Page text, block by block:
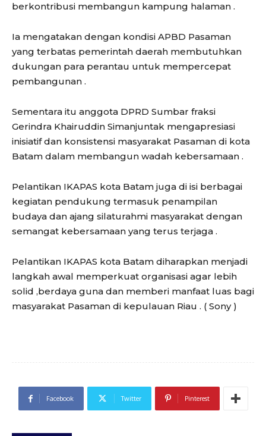
berkontribusi membangun kampung halaman .
Ia mengatakan dengan kondisi APBD Pasaman
yang terbatas pemerintah daerah membutuhkan
dukungan para perantau untuk mempercepat
pembangunan .
Sementara itu anggota DPRD Sumbar fraksi
Gerindra Khairuddin Simanjuntak mengapresiasi
inisiatif dan konsistensi masyarakat Pasaman di kota
Batam dalam membangun wadah kebersamaan .
Pelantikan IKAPAS kota Batam juga di isi berbagai
kegiatan pendukung termasuk penampilan
budaya dan ajang silaturahmi masyarakat dengan
semangat kebersamaan yang terus terjaga .
Pelantikan IKAPAS kota Batam diharapkan menjadi
langkah awal memperkuat organisasi agar lebih
solid ,berdaya guna dan memberi manfaat luas bagi
masyarakat Pasaman di kepulauan Riau . ( Sony )
Facebook Twitter Pinterest